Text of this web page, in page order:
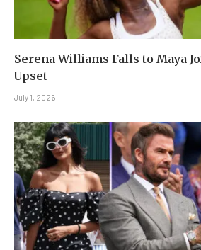
Serena Williams Falls to Maya
Upset
July 1, 2026